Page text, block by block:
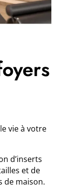
vie à votre
d’inserts
et de
de maison.